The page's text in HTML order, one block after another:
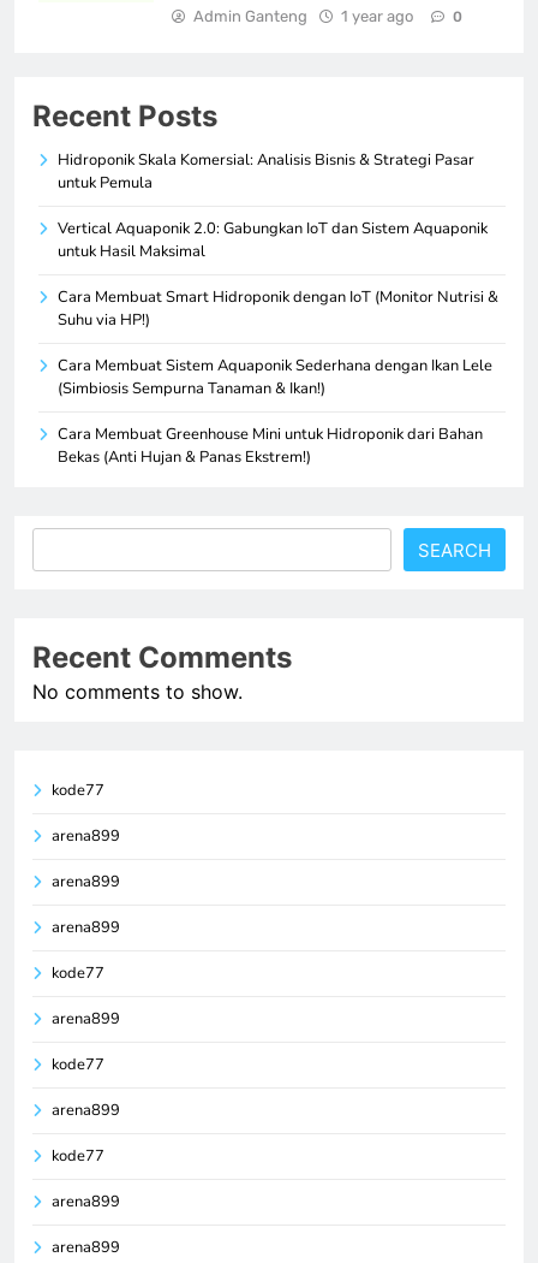
Admin Ganteng 1 year ago 0
Recent Posts
Hidroponik Skala Komersial: Analisis Bisnis & Strategi Pasar
untuk Pemula
Vertical Aquaponik 2.0: Gabungkan IoT dan Sistem Aquaponik
untuk Hasil Maksimal
Cara Membuat Smart Hidroponik dengan IoT (Monitor Nutrisi &
Suhu via HP!)
Cara Membuat Sistem Aquaponik Sederhana dengan Ikan Lele
(Simbiosis Sempurna Tanaman & Ikan!)
Cara Membuat Greenhouse Mini untuk Hidroponik dari Bahan
Bekas (Anti Hujan & Panas Ekstrem!)
SEARCH
Recent Comments
No comments to show.
kode77
arena899
arena899
arena899
kode77
arena899
kode77
arena899
kode77
arena899
arena899